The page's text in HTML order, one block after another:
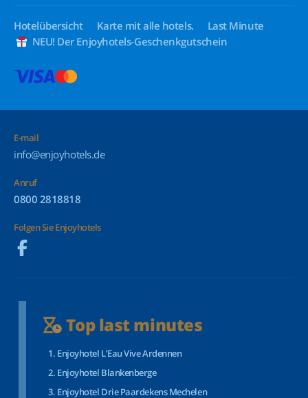
Hotelübersicht Karte mit alle hotels.
Last Minute
NEU! Der Enjoyhotels-Geschenkgutschein
E-mail
info@enjoyhotels.de
Anruf
0800 2818818
Folgen Sie Enjoyhotels
Top last minutes
Enjoyhotel L’Eau Vive Ardennen
Enjoyhotel Blankenberge
Enjoyhotel Drie Paardekens Mechelen